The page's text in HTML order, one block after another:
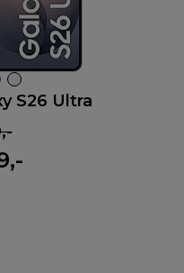
S26 Ultra